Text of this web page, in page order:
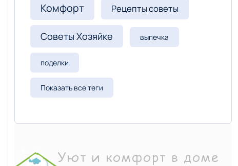
Комфорт Рецепты советы
Советы Хозяйке выпечка
поделки
Показать все теги